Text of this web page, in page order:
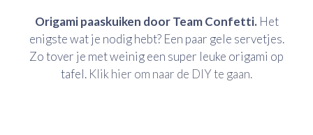
Origami paaskuiken door Team Confetti. Het
enigste wat je nodig hebt? Een paar gele servetjes.
Zo tover je met weinig een super leuke origami op
tafel. Klik hier om naar de DIY te gaan.